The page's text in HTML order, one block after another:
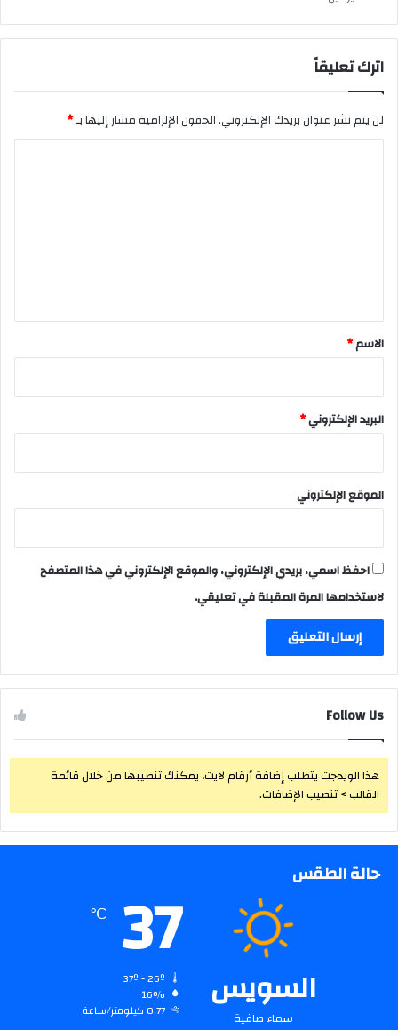
اترك تعليقاً
لن يتم نشر عنوان بريدك الإلكتروني.الحقول الإلزامية مشار إليها بـ*
*
الاسم*
البريد الإلكتروني*
الموقع الإلكتروني
احفظ اسمي، بريدي الإلكتروني، والموقع الإلكتروني في هذا المتصفح
لاستخدامها المرة المقبلة في تعليقي.
Follow Us
هذا الويدجت يتطلب إضافة أرقام لايت، يمكنك تنصيبها من خلال قائمة
القالب > تنصيب الإضافات.
حالة الطقس
السويس
سماء صافية
37
℃
16%
0.77 كيلومتر/ساعة